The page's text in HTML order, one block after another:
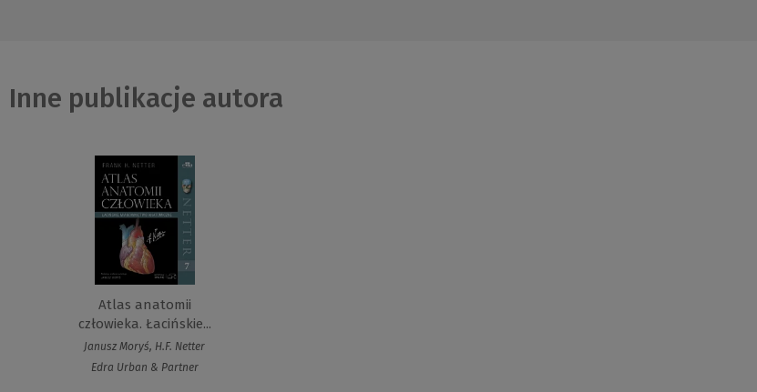
Inne publikacje autora
Atlas anatomii
człowieka. Łacińskie...
Janusz Moryś, H.F. Netter
Edra Urban & Partner